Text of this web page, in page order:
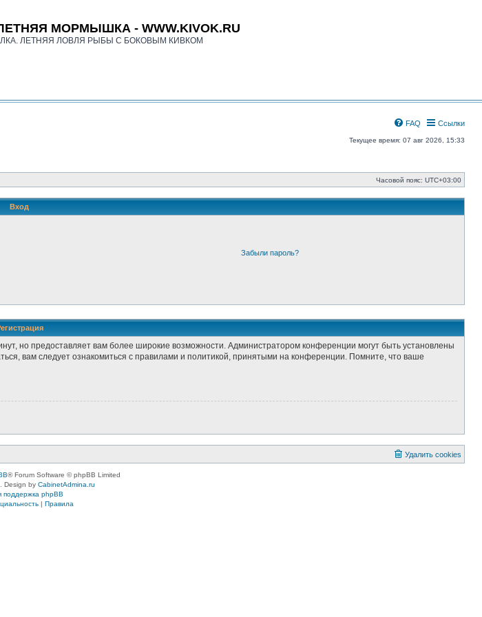
МОРМЫШКА - WWW.KIVOK.RU
ЛЕТНЯЯ ЛОВЛЯ РЫБЫ С БОКОВЫМ КИВКОМ
Ссылки
FAQ
Текущее время: 07 авг 2026, 15:33
Часовой пояс: UTC+03:00
Вход
Забыли пароль?
но предоставляет вам более широкие возможности. Администратором конференции могут быть установлены
вам следует ознакомиться с правилами и политикой, принятыми на конференции. Помните, что ваше
Удалить cookies
® Forum Software © phpBB Limited
Design by CabinetAdmina.ru
поддержка phpBB
| Правила